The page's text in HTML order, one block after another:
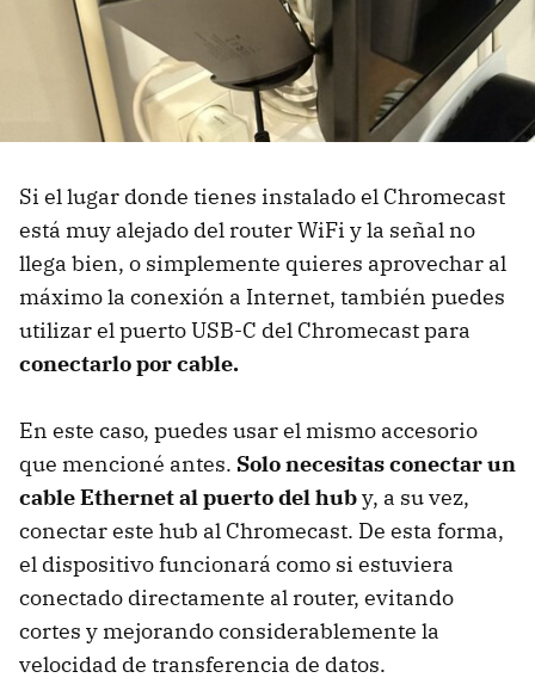
Si el lugar donde tienes instalado el Chromecast
está muy alejado del router WiFi y la señal no
llega bien, o simplemente quieres aprovechar al
máximo la conexión a Internet, también puedes
utilizar el puerto USB-C del Chromecast para
conectarlo por cable.
En este caso, puedes usar el mismo accesorio
que mencioné antes. Solo necesitas conectar un
cable Ethernet al puerto del huby, a su vez,
conectar este hub al Chromecast. De esta forma,
el dispositivo funcionará como si estuviera
conectado directamente al router, evitando
cortes y mejorando considerablemente la
velocidad de transferencia de datos.